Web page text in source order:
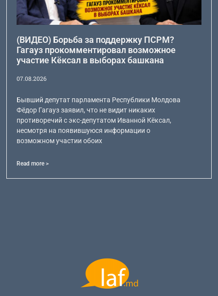
(ВИДЕО) Борьба за поддержку ПСРМ?
Гагауз прокомментировал возможное
участие Кёксал в выборах башкана
07.08.2026
Бывший депутат парламента Республики Молдова
Фёдор Гагауз заявил, что не видит никаких
противоречий с экс-депутатом Иванной Кёксал,
несмотря на появившуюся информации о
возможном участии обоих
Read more >